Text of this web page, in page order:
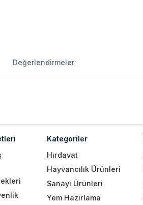
Değerlendirmeler
Kategoriler
Hırdavat
Hayvancılık Ürünleri
Sanayi Ürünleri
Yem Hazırlama